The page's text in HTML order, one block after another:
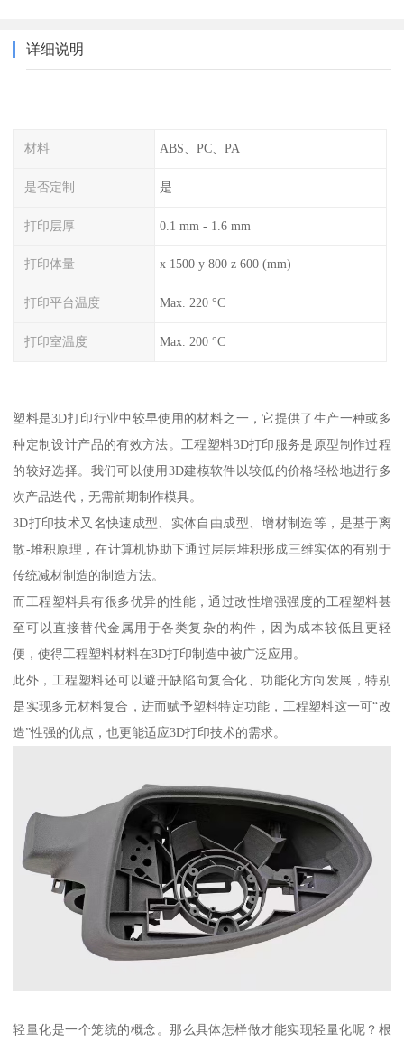
详细说明
材料 ABS、PC、PA
是否定制 是
打印层厚 0.1 mm - 1.6 mm
打印体量 x 1500 y 800 z 600 (mm)
打印平台温度 Max. 220 °C
打印室温度 Max. 200 °C
塑料是3D打印行业中较早使用的材料之一，它提供了生产一种或多
种定制设计产品的有效方法。工程塑料3D打印服务是原型制作过程
的较好选择。我们可以使用3D建模软件以较低的价格轻松地进行多
次产品迭代，无需前期制作模具。
3D打印技术又名快速成型、实体自由成型、增材制造等，是基于离
散-堆积原理，在计算机协助下通过层层堆积形成三维实体的有别于
传统减材制造的制造方法。
而工程塑料具有很多优异的性能，通过改性增强强度的工程塑料甚
至可以直接替代金属用于各类复杂的构件，因为成本较低且更轻
便，使得工程塑料材料在3D打印制造中被广泛应用。
此外，工程塑料还可以避开缺陷向复合化、功能化方向发展，特别
是实现多元材料复合，进而赋予塑料特定功能，工程塑料这一可“改
造”性强的优点，也更能适应3D打印技术的需求。
轻量化是一个笼统的概念。那么具体怎样做才能实现轻量化呢？根